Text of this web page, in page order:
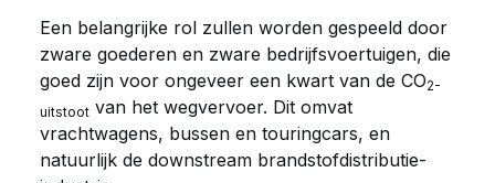
Een belangrijke rol zullen worden gespeeld door
zware goederen en zware bedrijfsvoertuigen, die
goed zijn voor ongeveer een kwart van de CO2-
uitstoot van het wegvervoer. Dit omvat
vrachtwagens, bussen en touringcars, en
natuurlijk de downstream brandstofdistributie-